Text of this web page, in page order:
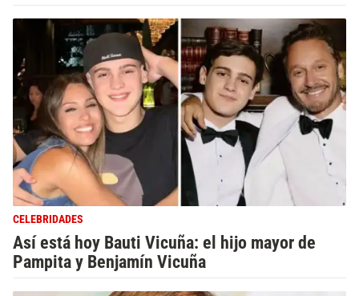
CELEBRIDADES
Así está hoy Bauti Vicuña: el hijo mayor de
Pampita y Benjamín Vicuña